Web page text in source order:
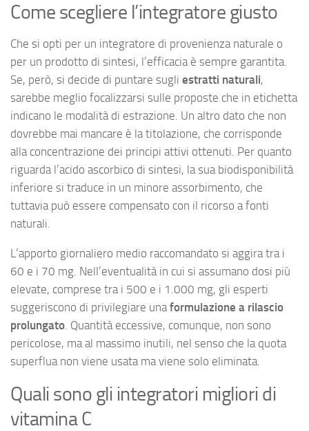
Come scegliere l’integratore giusto
Che si opti per un integratore di provenienza naturale o
per un prodotto di sintesi, l’efficacia è sempre garantita.
Se, però, si decide di puntare sugli estratti naturali,
sarebbe meglio focalizzarsi sulle proposte che in etichetta
indicano le modalità di estrazione. Un altro dato che non
dovrebbe mai mancare è la titolazione, che corrisponde
alla concentrazione dei principi attivi ottenuti. Per quanto
riguarda l’acido ascorbico di sintesi, la sua biodisponibilità
inferiore si traduce in un minore assorbimento, che
tuttavia può essere compensato con il ricorso a fonti
naturali.
L’apporto giornaliero medio raccomandato si aggira tra i
60 e i 70 mg. Nell’eventualità in cui si assumano dosi più
elevate, comprese tra i 500 e i 1.000 mg, gli esperti
suggeriscono di privilegiare unaformulazione a rilascio
prolungato. Quantità eccessive, comunque, non sono
pericolose, ma al massimo inutili, nel senso che la quota
superflua non viene usata ma viene solo eliminata.
Quali sono gli integratori migliori di
vitamina C